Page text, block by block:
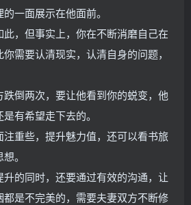
一面展示在他面前。
，但事实上，你在不断消磨自己在
需要认清现实，认清自身的问题，
倒两次，要让他看到你的蜕变，他
有希望走下去的。
重些，提升魅力值，还可以看书旅
。
的同时，还要通过有效的沟通，让
是不完美的，需要夫妻双方不断修